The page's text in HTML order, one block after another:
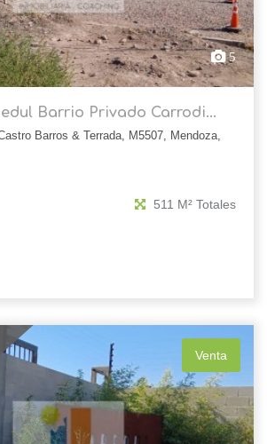
5
Barrio Privado Carrodi...
Barros & Terrada, M5507, Mendoza,
511 M² Totales
Venta